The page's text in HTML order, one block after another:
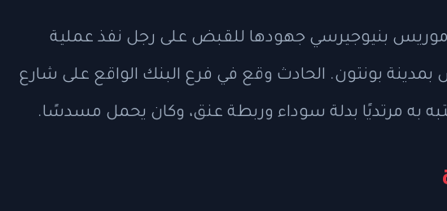
بنيوجيرسي جهودها للقبض على رجل نفذ عملية
بونتون. الحادث وقع في فرع البنك الواقع على شارع
به مرتديًا بدلة سوداء وربطة عنق، وكان يحمل مسدسًا.